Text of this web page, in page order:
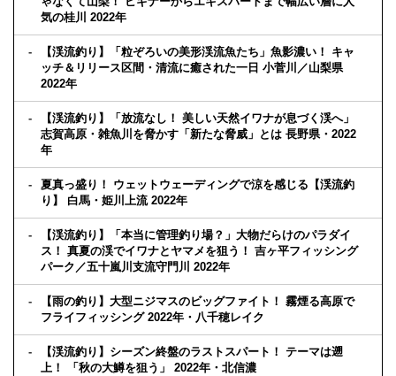
気の桂川 2022年
【渓流釣り】「粒ぞろいの美形渓流魚たち」魚影濃い！ キャ
ッチ＆リリース区間・清流に癒された一日 小菅川／山梨県
2022年
【渓流釣り】「放流なし！ 美しい天然イワナが息づく渓へ」
志賀高原・雑魚川を脅かす「新たな脅威」とは 長野県・2022
年
夏真っ盛り！ ウェットウェーディングで涼を感じる【渓流釣
り】 白馬・姫川上流 2022年
【渓流釣り】「本当に管理釣り場？」大物だらけのパラダイ
ス！ 真夏の渓でイワナとヤマメを狙う！ 吉ヶ平フィッシング
パーク／五十嵐川支流守門川 2022年
【雨の釣り】大型ニジマスのビッグファイト！ 霧煙る高原で
フライフィッシング 2022年・八千穂レイク
【渓流釣り】シーズン終盤のラストスパート！ テーマは遡
上！ 「秋の大鱒を狙う」 2022年・北信濃